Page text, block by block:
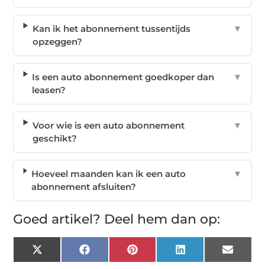
Kan ik het abonnement tussentijds
opzeggen?
▼
Is een auto abonnement goedkoper dan
leasen?
▼
Voor wie is een auto abonnement
geschikt?
▼
Hoeveel maanden kan ik een auto
abonnement afsluiten?
▼
Goed artikel? Deel hem dan op:
X
(Twitter)
FacebookPinterest LinkedIn Email